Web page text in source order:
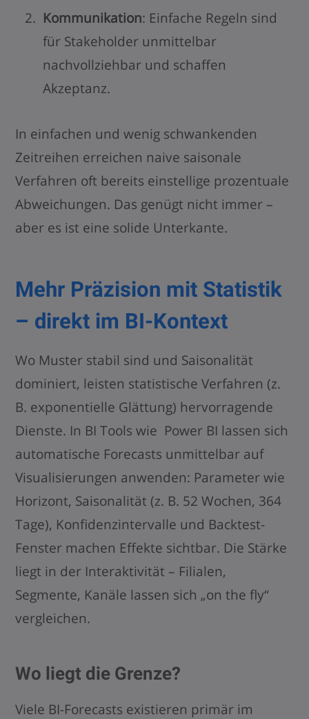
Kommunikation: Einfache Regeln sind
für Stakeholder unmittelbar
nachvollziehbar und schaffen
Akzeptanz.
In einfachen und wenig schwankenden
Zeitreihen erreichen naive saisonale
Verfahren oft bereits einstellige prozentuale
Abweichungen. Das genügt nicht immer –
aber es ist eine solide Unterkante.
Mehr Präzision mit Statistik
– direkt im BI-Kontext
Wo Muster stabil sind und Saisonalität
dominiert, leisten statistische Verfahren (z.
B. exponentielle Glättung) hervorragende
Dienste. In BI Tools wie Power BI lassen sich
automatische Forecasts unmittelbar auf
Visualisierungen anwenden: Parameter wie
Horizont, Saisonalität (z. B. 52 Wochen, 364
Tage), Konfidenzintervalle und Backtest-
Fenster machen Effekte sichtbar. Die Stärke
liegt in der Interaktivität – Filialen,
Segmente, Kanäle lassen sich „on the fly“
vergleichen.
Wo liegt die Grenze?
Viele BI-Forecasts existieren primär im